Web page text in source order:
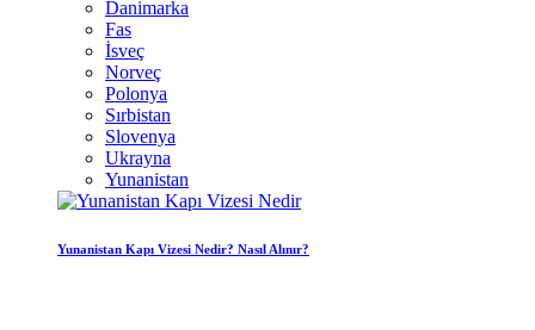
Danimarka
Fas
İsveç
Norveç
Polonya
Sırbistan
Slovenya
Ukrayna
Yunanistan
Yunanistan Kapı Vizesi Nedir? Nasıl Alınır?